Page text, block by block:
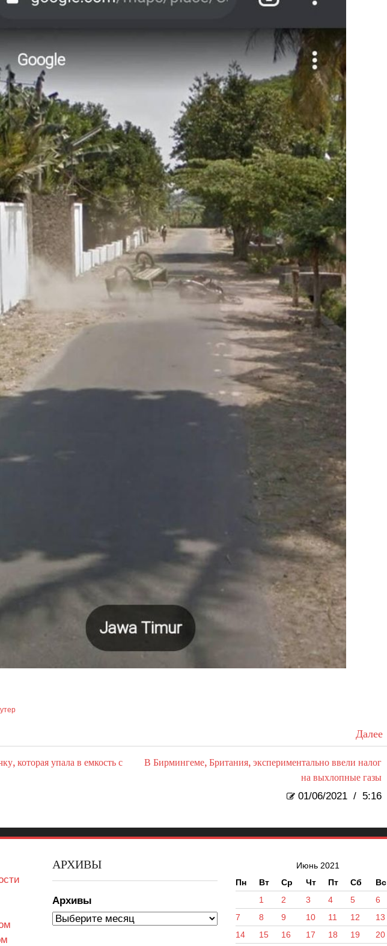
Далее
которая упала в емкость с
В Бирмингеме, Британия, экспериментально ввели налог
на выхлопные газы
01/06/2021 / 5:16
АРХИВЫ
Архивы
Июнь 2021
Пн
Вт Ср Чт Пт Сб
Вс
1
2 3 4 5
6
7
8 9 10 11 12
13
14
15 16 17 18 19 20